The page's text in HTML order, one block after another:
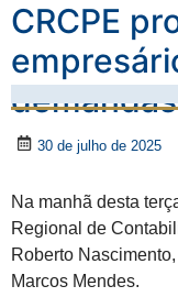
CRCPE
30 de julho de 2025
Na manhã desta
Regional de
Roberto
Marcos Mendes.